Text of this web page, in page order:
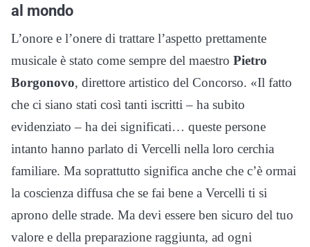
al mondo
L’onore e l’onere di trattare l’aspetto prettamente
musicale è stato come sempre del maestro Pietro
Borgonovo, direttore artistico del Concorso. «Il fatto
che ci siano stati così tanti iscritti – ha subito
evidenziato – ha dei significati… queste persone
intanto hanno parlato di Vercelli nella loro cerchia
familiare. Ma soprattutto significa anche che c’è ormai
la coscienza diffusa che se fai bene a Vercelli ti si
aprono delle strade. Ma devi essere ben sicuro del tuo
valore e della preparazione raggiunta, ad ogni